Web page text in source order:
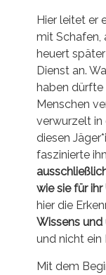
Hier leitet er
mit Schafen,
heuert
Dienst an.
haben dürfte
Menschen
verwurzelt in
diesen
faszinierte
wie sie für
hier die
Wissens und
und nicht
Mit dem